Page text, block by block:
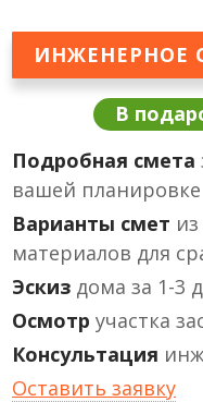
ИНЖЕНЕРНОЕ
В
Подробная смета
вашей планировке
Варианты смет
материалов для
Эскиз дома за 1-3
Осмотр участка
Консультация
Оставить заявку